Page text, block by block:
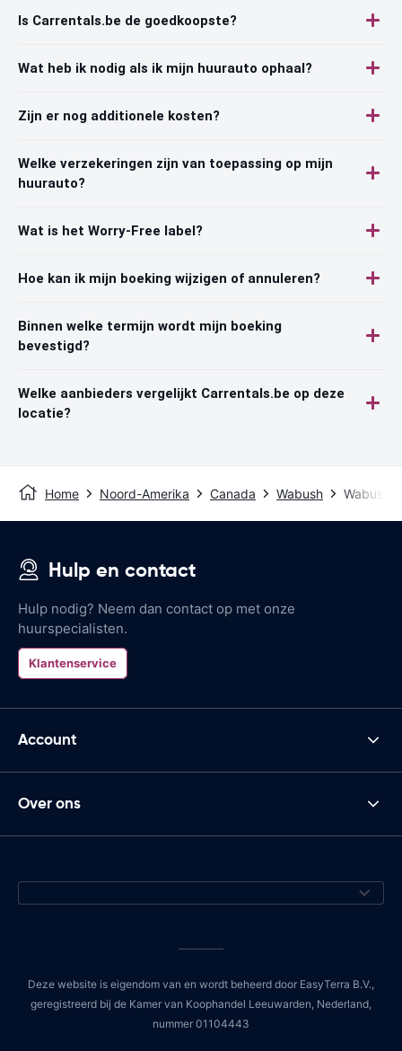
Is Carrentals.be de goedkoopste?
Wat heb ik nodig als ik mijn huurauto ophaal?
Zijn er nog additionele kosten?
Welke verzekeringen zijn van toepassing op mijn
huurauto?
Wat is het Worry-Free label?
Hoe kan ik mijn boeking wijzigen of annuleren?
Binnen welke termijn wordt mijn boeking
bevestigd?
Welke aanbieders vergelijkt Carrentals.be op deze
locatie?
Home Noord-Amerika Canada Wabush Wabush
Hulp en contact
Hulp nodig? Neem dan contact op met onze
huurspecialisten.
Klantenservice
Account
Over ons
Deze website is eigendom van en wordt beheerd door EasyTerra B.V.,
geregistreerd bij de Kamer van Koophandel Leeuwarden, Nederland,
nummer 01104443